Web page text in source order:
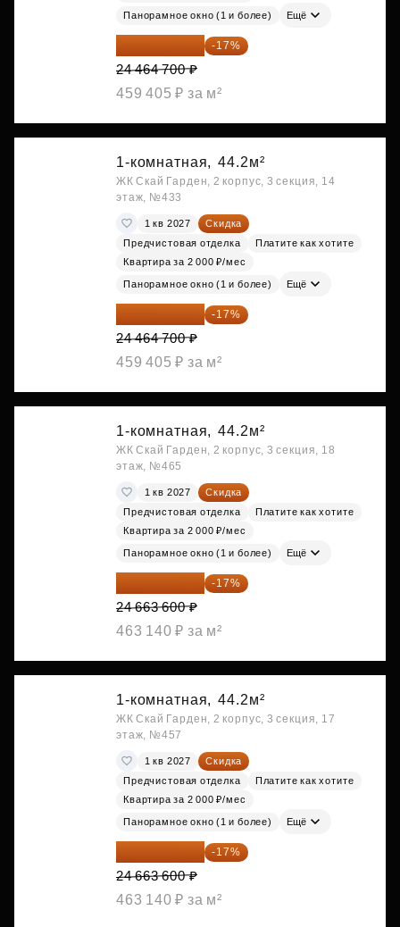
Панорамное окно (1 и более) Ещё
20 305 701 ₽ -17%
24 464 700 ₽
459 405 ₽ за м²
1-комнатная, 44.2м²
ЖК Скай Гарден, 2 корпус, 3 секция, 14
этаж, №433
1 кв 2027
Скидка
Предчистовая отделка
Платите как хотите
Квартира за 2 000 ₽/мес
Панорамное окно (1 и более) Ещё
20 305 701 ₽ -17%
24 464 700 ₽
459 405 ₽ за м²
1-комнатная, 44.2м²
ЖК Скай Гарден, 2 корпус, 3 секция, 18
этаж, №465
1 кв 2027
Скидка
Предчистовая отделка
Платите как хотите
Квартира за 2 000 ₽/мес
Панорамное окно (1 и более) Ещё
20 470 788 ₽ -17%
24 663 600 ₽
463 140 ₽ за м²
1-комнатная, 44.2м²
ЖК Скай Гарден, 2 корпус, 3 секция, 17
этаж, №457
1 кв 2027
Скидка
Предчистовая отделка
Платите как хотите
Квартира за 2 000 ₽/мес
Панорамное окно (1 и более) Ещё
20 470 788 ₽ -17%
24 663 600 ₽
463 140 ₽ за м²